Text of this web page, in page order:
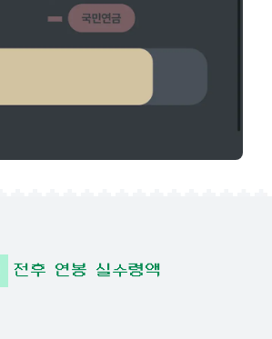
전후 연봉 실수령액